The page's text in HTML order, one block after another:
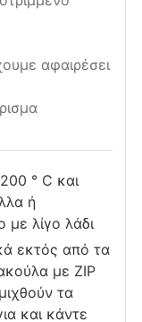
αφαιρέσει
° C και
ή
με λίγο λάδι
εκτός από τα
με ZIP
τα
και κάντε